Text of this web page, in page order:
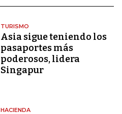
TURISMO
Asia sigue teniendo los
pasaportes más
poderosos, lidera
Singapur
HACIENDA